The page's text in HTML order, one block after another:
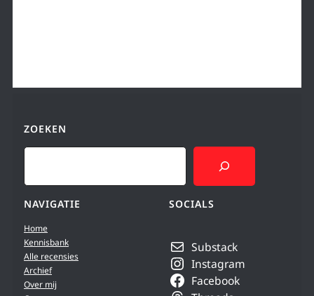
ZOEKEN
Search
NAVIGATIE
Home
Kennisbank
Alle recensies
Archief
Over mij
SOCIALS
Substack
Instagram
Facebook